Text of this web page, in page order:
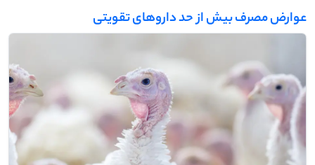
عوارض مصرف بیش از حد داروهای تقویتی